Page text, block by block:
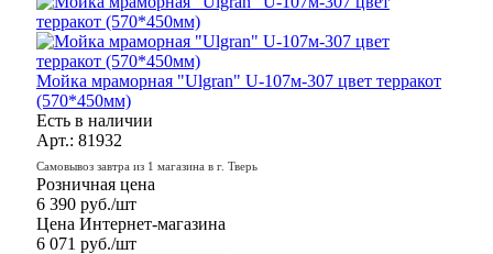
Мойка мраморная "Ulgran" U-107м-307 цвет терракот
(570*450мм)
Есть в наличии
Арт.: 81932
Самовывоз завтра из 1 магазина в г. Тверь
Розничная цена
6 390 руб./шт
Цена Интернет-магазина
6 071 руб./шт